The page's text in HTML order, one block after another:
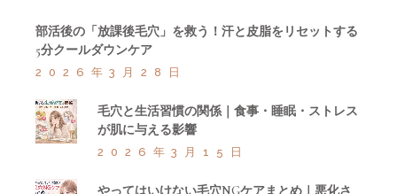
部活後の「放課後毛穴」を救う！汗と皮脂をリセットする
5分クールダウンケア
2026年3月28日
毛穴と生活習慣の関係｜食事・睡眠・ストレス
が肌に与える影響
2026年3月15日
やってはいけない毛穴NGケアまとめ｜悪化さ